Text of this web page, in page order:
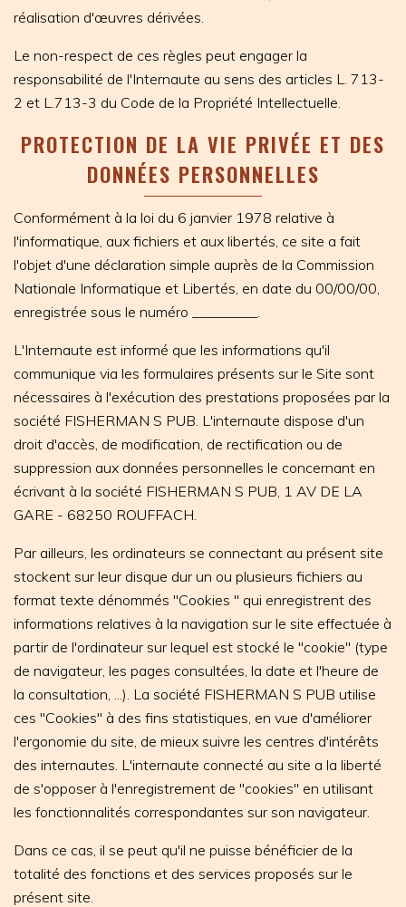
réalisation d'œuvres dérivées.
Le non-respect de ces règles peut engager la
responsabilité de l'Internaute au sens des articles L. 713-
2 et L.713-3 du Code de la Propriété Intellectuelle.
PROTECTION DE LA VIE PRIVÉE ET DES
DONNÉES PERSONNELLES
Conformément à la loi du 6 janvier 1978 relative à
l'informatique, aux fichiers et aux libertés, ce site a fait
l'objet d'une déclaration simple auprès de la Commission
Nationale Informatique et Libertés, en date du 00/00/00,
enregistrée sous le numéro _________.
L'Internaute est informé que les informations qu'il
communique via les formulaires présents sur le Site sont
nécessaires à l'exécution des prestations proposées par la
société FISHERMAN S PUB. L'internaute dispose d'un
droit d'accès, de modification, de rectification ou de
suppression aux données personnelles le concernant en
écrivant à la société FISHERMAN S PUB, 1 AV DE LA
GARE - 68250 ROUFFACH.
Par ailleurs, les ordinateurs se connectant au présent site
stockent sur leur disque dur un ou plusieurs fichiers au
format texte dénommés "Cookies " qui enregistrent des
informations relatives à la navigation sur le site effectuée à
partir de l'ordinateur sur lequel est stocké le "cookie" (type
de navigateur, les pages consultées, la date et l'heure de
la consultation, ...). La société FISHERMAN S PUB utilise
ces "Cookies" à des fins statistiques, en vue d'améliorer
l'ergonomie du site, de mieux suivre les centres d'intérêts
des internautes. L'internaute connecté au site a la liberté
de s'opposer à l'enregistrement de "cookies" en utilisant
les fonctionnalités correspondantes sur son navigateur.
Dans ce cas, il se peut qu'il ne puisse bénéficier de la
totalité des fonctions et des services proposés sur le
présent site.